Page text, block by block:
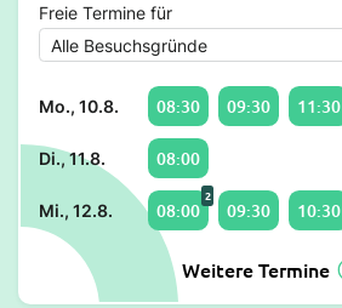
Freie Termine für
Mo., 10.8. 08:30 09:30 11:30
Di., 11.8. 08:00
Mi., 12.8. 08:00
2
09:30 10:30
Weitere Termine